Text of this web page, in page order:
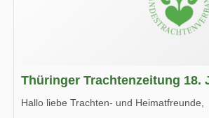
Thüringer Trachtenzeitung 18.
Hallo liebe Trachten- und Heimatfreunde,